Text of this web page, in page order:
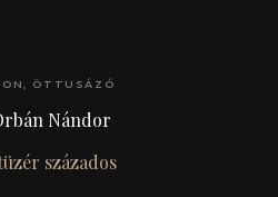
ÖTTUSÁZÓ
Nándor
százados